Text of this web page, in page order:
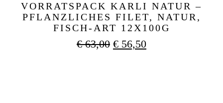
VORRATSPACK KARLI NATUR –
PFLANZLICHES FILET, NATUR,
FISCH-ART 12X100G
€63,00 Ursprünglicher
€ 56,50Aktueller